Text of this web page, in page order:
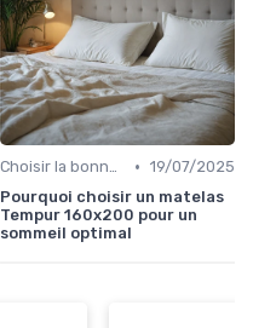
Choisir la bonne taille • 19/07/2025
Pourquoi choisir un matelas
Tempur 160x200 pour un
sommeil optimal